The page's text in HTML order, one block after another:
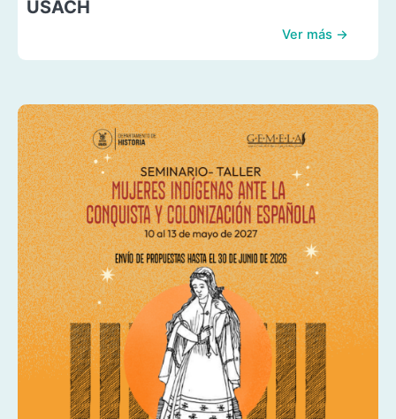
USACH
Ver más →